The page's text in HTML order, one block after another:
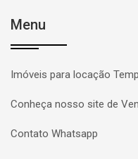
Menu
Imóveis para locação
Conheça nosso site de
Contato Whatsapp